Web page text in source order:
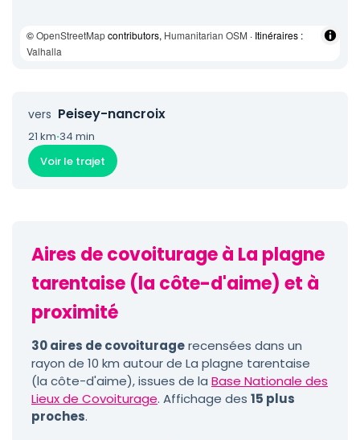
©OpenStreetMapcontributors, Humanitarian OSM · Itinéraires :
Valhalla
vers Peisey-nancroix
21 km·34 min
Voir le trajet
Aires de covoiturage à La plagne
tarentaise (la côte-d'aime) et à
proximité
30 aires de covoituragerecensées dans un
rayon de 10 km autour de La plagne tarentaise
(la côte-d'aime), issues de la Base Nationale des
Lieux de Covoiturage. Affichage des 15 plus
proches.